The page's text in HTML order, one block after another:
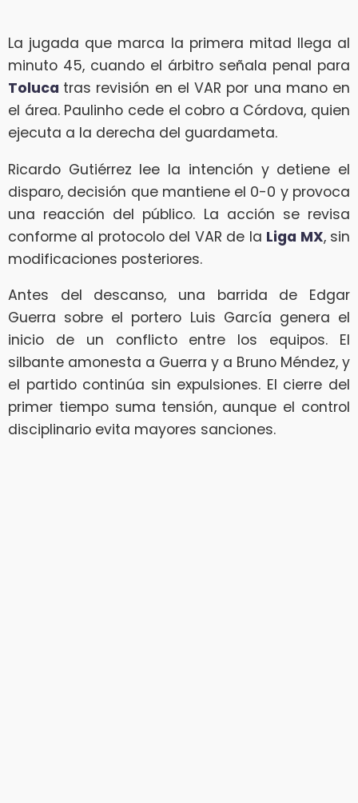
La jugada que marca la primera mitad llega al
minuto 45, cuando el árbitro señala penal para
Toluca tras revisión en el VAR por una mano en
el área. Paulinho cede el cobro a Córdova, quien
ejecuta a la derecha del guardameta.
Ricardo Gutiérrez lee la intención y detiene el
disparo, decisión que mantiene el 0-0 y provoca
una reacción del público. La acción se revisa
conforme al protocolo del VAR de la Liga MX, sin
modificaciones posteriores.
Antes del descanso, una barrida de Edgar
Guerra sobre el portero Luis García genera el
inicio de un conflicto entre los equipos. El
silbante amonesta a Guerra y a Bruno Méndez, y
el partido continúa sin expulsiones. El cierre del
primer tiempo suma tensión, aunque el control
disciplinario evita mayores sanciones.